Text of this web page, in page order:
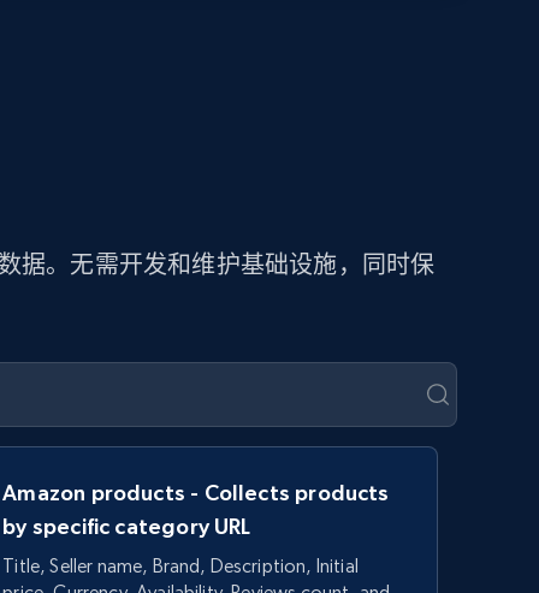
据。无需开发和维护基础设施，同时保
Amazon products - Collects products
by specific category URL
Title, Seller name, Brand, Description, Initial